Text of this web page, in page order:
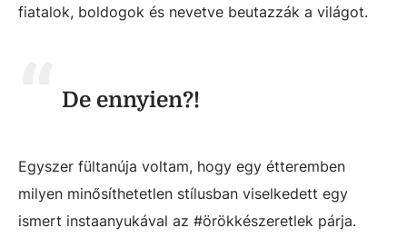
fiatalok, boldogok és nevetve beutazzák a világot.
De ennyien?!
Egyszer fültanúja voltam, hogy egy étteremben
milyen minősíthetetlen stílusban viselkedett egy
ismert instaanyukával az #örökkészeretlek párja.